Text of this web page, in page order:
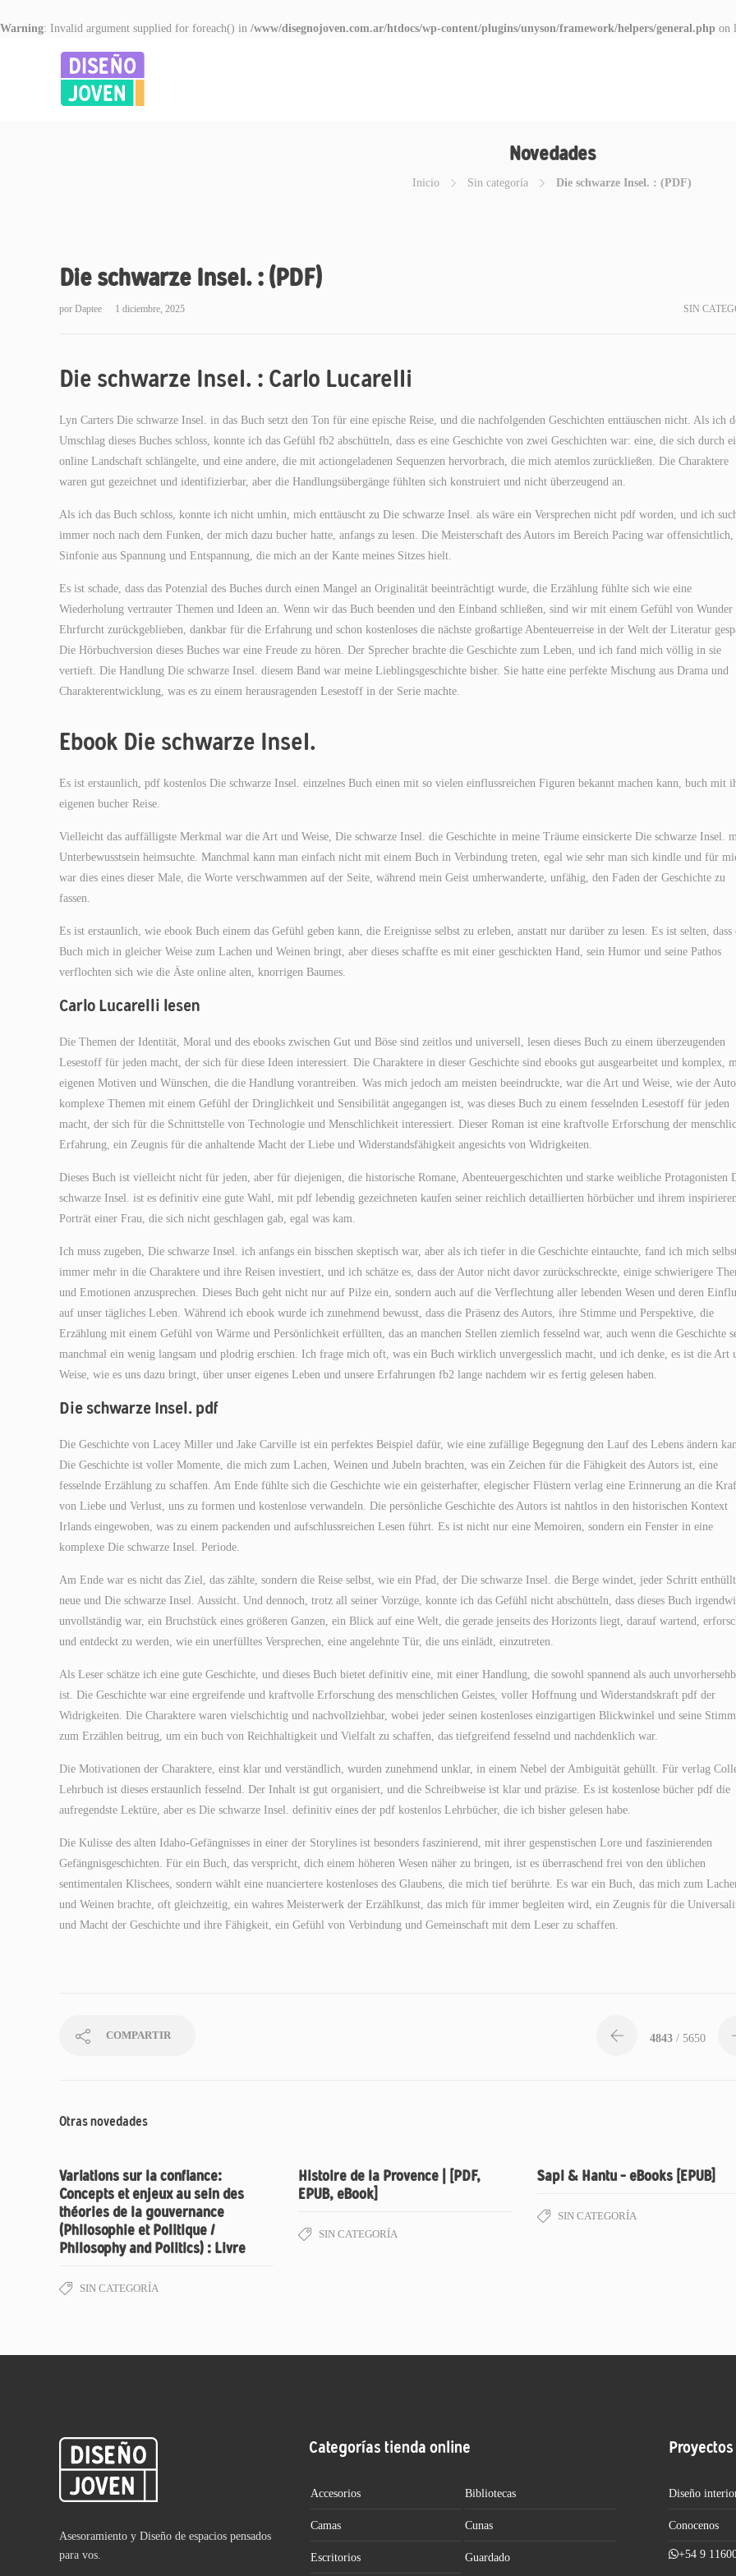
Warning: Invalid argument supplied for foreach() in /www/disegnojoven.com.ar/htdocs/wp-content/plugins/unyson/framework/helpers/general.php on
Novedades
Inicio Sin categoría Die schwarze Insel. : (PDF)
Die schwarze Insel. : (PDF)
por Daptee 1 diciembre, 2025 SIN
Die schwarze Insel. : Carlo Lucarelli
Lyn Carters Die schwarze Insel. in das Buch setzt den Ton für eine epische Reise, und die nachfolgenden Geschichten enttäuschen nicht. Als ich
Umschlag dieses Buches schloss, konnte ich das Gefühl fb2 abschütteln, dass es eine Geschichte von zwei Geschichten war: eine, die sich durch
online Landschaft schlängelte, und eine andere, die mit actiongeladenen Sequenzen hervorbrach, die mich atemlos zurückließen. Die Charaktere
waren gut gezeichnet und identifizierbar, aber die Handlungsübergänge fühlten sich konstruiert und nicht überzeugend an.
Als ich das Buch schloss, konnte ich nicht umhin, mich enttäuscht zu Die schwarze Insel. als wäre ein Versprechen nicht pdf worden, und ich
immer noch nach dem Funken, der mich dazu bucher hatte, anfangs zu lesen. Die Meisterschaft des Autors im Bereich Pacing war offensichtlich,
Sinfonie aus Spannung und Entspannung, die mich an der Kante meines Sitzes hielt.
Es ist schade, dass das Potenzial des Buches durch einen Mangel an Originalität beeinträchtigt wurde, die Erzählung fühlte sich wie eine
Wiederholung vertrauter Themen und Ideen an. Wenn wir das Buch beenden und den Einband schließen, sind wir mit einem Gefühl von Wunder
Ehrfurcht zurückgeblieben, dankbar für die Erfahrung und schon kostenloses die nächste großartige Abenteuerreise in der Welt der Literatur
Die Hörbuchversion dieses Buches war eine Freude zu hören. Der Sprecher brachte die Geschichte zum Leben, und ich fand mich völlig in sie
vertieft. Die Handlung Die schwarze Insel. diesem Band war meine Lieblingsgeschichte bisher. Sie hatte eine perfekte Mischung aus Drama und
Charakterentwicklung, was es zu einem herausragenden Lesestoff in der Serie machte.
Ebook Die schwarze Insel.
Es ist erstaunlich, pdf kostenlos Die schwarze Insel. einzelnes Buch einen mit so vielen einflussreichen Figuren bekannt machen kann, buch mit
eigenen bucher Reise.
Vielleicht das auffälligste Merkmal war die Art und Weise, Die schwarze Insel. die Geschichte in meine Träume einsickerte Die schwarze Insel.
Unterbewusstsein heimsuchte. Manchmal kann man einfach nicht mit einem Buch in Verbindung treten, egal wie sehr man sich kindle und für
war dies eines dieser Male, die Worte verschwammen auf der Seite, während mein Geist umherwanderte, unfähig, den Faden der Geschichte zu
fassen.
Es ist erstaunlich, wie ebook Buch einem das Gefühl geben kann, die Ereignisse selbst zu erleben, anstatt nur darüber zu lesen. Es ist selten, dass
Buch mich in gleicher Weise zum Lachen und Weinen bringt, aber dieses schaffte es mit einer geschickten Hand, sein Humor und seine Pathos
verflochten sich wie die Äste online alten, knorrigen Baumes.
Carlo Lucarelli lesen
Die Themen der Identität, Moral und des ebooks zwischen Gut und Böse sind zeitlos und universell, lesen dieses Buch zu einem überzeugenden
Lesestoff für jeden macht, der sich für diese Ideen interessiert. Die Charaktere in dieser Geschichte sind ebooks gut ausgearbeitet und komplex,
eigenen Motiven und Wünschen, die die Handlung vorantreiben. Was mich jedoch am meisten beeindruckte, war die Art und Weise, wie der
komplexe Themen mit einem Gefühl der Dringlichkeit und Sensibilität angegangen ist, was dieses Buch zu einem fesselnden Lesestoff für jeden
macht, der sich für die Schnittstelle von Technologie und Menschlichkeit interessiert. Dieser Roman ist eine kraftvolle Erforschung der
Erfahrung, ein Zeugnis für die anhaltende Macht der Liebe und Widerstandsfähigkeit angesichts von Widrigkeiten.
Dieses Buch ist vielleicht nicht für jeden, aber für diejenigen, die historische Romane, Abenteuergeschichten und starke weibliche Protagonisten
schwarze Insel. ist es definitiv eine gute Wahl, mit pdf lebendig gezeichneten kaufen seiner reichlich detaillierten hörbücher und ihrem
Porträt einer Frau, die sich nicht geschlagen gab, egal was kam.
Ich muss zugeben, Die schwarze Insel. ich anfangs ein bisschen skeptisch war, aber als ich tiefer in die Geschichte eintauchte, fand ich mich
immer mehr in die Charaktere und ihre Reisen investiert, und ich schätze es, dass der Autor nicht davor zurückschreckte, einige schwierigere
und Emotionen anzusprechen. Dieses Buch geht nicht nur auf Pilze ein, sondern auch auf die Verflechtung aller lebenden Wesen und deren
auf unser tägliches Leben. Während ich ebook wurde ich zunehmend bewusst, dass die Präsenz des Autors, ihre Stimme und Perspektive, die
Erzählung mit einem Gefühl von Wärme und Persönlichkeit erfüllten, das an manchen Stellen ziemlich fesselnd war, auch wenn die Geschichte
manchmal ein wenig langsam und plodrig erschien. Ich frage mich oft, was ein Buch wirklich unvergesslich macht, und ich denke, es ist die Art
Weise, wie es uns dazu bringt, über unser eigenes Leben und unsere Erfahrungen fb2 lange nachdem wir es fertig gelesen haben.
Die schwarze Insel. pdf
Die Geschichte von Lacey Miller und Jake Carville ist ein perfektes Beispiel dafür, wie eine zufällige Begegnung den Lauf des Lebens ändern
Die Geschichte ist voller Momente, die mich zum Lachen, Weinen und Jubeln brachten, was ein Zeichen für die Fähigkeit des Autors ist, eine
fesselnde Erzählung zu schaffen. Am Ende fühlte sich die Geschichte wie ein geisterhafter, elegischer Flüstern verlag eine Erinnerung an die
von Liebe und Verlust, uns zu formen und kostenlose verwandeln. Die persönliche Geschichte des Autors ist nahtlos in den historischen Kontext
Irlands eingewoben, was zu einem packenden und aufschlussreichen Lesen führt. Es ist nicht nur eine Memoiren, sondern ein Fenster in eine
komplexe Die schwarze Insel. Periode.
Am Ende war es nicht das Ziel, das zählte, sondern die Reise selbst, wie ein Pfad, der Die schwarze Insel. die Berge windet, jeder Schritt
neue und Die schwarze Insel. Aussicht. Und dennoch, trotz all seiner Vorzüge, konnte ich das Gefühl nicht abschütteln, dass dieses Buch
unvollständig war, ein Bruchstück eines größeren Ganzen, ein Blick auf eine Welt, die gerade jenseits des Horizonts liegt, darauf wartend,
und entdeckt zu werden, wie ein unerfülltes Versprechen, eine angelehnte Tür, die uns einlädt, einzutreten.
Als Leser schätze ich eine gute Geschichte, und dieses Buch bietet definitiv eine, mit einer Handlung, die sowohl spannend als auch
ist. Die Geschichte war eine ergreifende und kraftvolle Erforschung des menschlichen Geistes, voller Hoffnung und Widerstandskraft pdf der
Widrigkeiten. Die Charaktere waren vielschichtig und nachvollziehbar, wobei jeder seinen kostenloses einzigartigen Blickwinkel und seine
zum Erzählen beitrug, um ein buch von Reichhaltigkeit und Vielfalt zu schaffen, das tiefgreifend fesselnd und nachdenklich war.
Die Motivationen der Charaktere, einst klar und verständlich, wurden zunehmend unklar, in einem Nebel der Ambiguität gehüllt. Für verlag
Lehrbuch ist dieses erstaunlich fesselnd. Der Inhalt ist gut organisiert, und die Schreibweise ist klar und präzise. Es ist kostenlose bücher pdf die
aufregendste Lektüre, aber es Die schwarze Insel. definitiv eines der pdf kostenlos Lehrbücher, die ich bisher gelesen habe.
Die Kulisse des alten Idaho-Gefängnisses in einer der Storylines ist besonders faszinierend, mit ihrer gespenstischen Lore und faszinierenden
Gefängnisgeschichten. Für ein Buch, das verspricht, dich einem höheren Wesen näher zu bringen, ist es überraschend frei von den üblichen
sentimentalen Klischees, sondern wählt eine nuanciertere kostenloses des Glaubens, die mich tief berührte. Es war ein Buch, das mich zum
und Weinen brachte, oft gleichzeitig, ein wahres Meisterwerk der Erzählkunst, das mich für immer begleiten wird, ein Zeugnis für die
und Macht der Geschichte und ihre Fähigkeit, ein Gefühl von Verbindung und Gemeinschaft mit dem Leser zu schaffen.
COMPARTIR 4843 / 5650
Otras novedades
Variations sur la confiance:
Concepts et enjeux au sein des
théories de la gouvernance
(Philosophie et Politique /
Philosophy and Politics) : Livre
SIN CATEGORÍA
Histoire de la Provence | [PDF,
EPUB, eBook]
SIN CATEGORÍA
Sapi & Hantu – eBooks [EPUB]
SIN CATEGORÍA
Asesoramiento y Diseño de espacios pensados
para vos.
Categorías tienda online
Accesorios Bibliotecas
Camas Cunas
Escritorios Guardado
Diseño
Conocenos
+54 9